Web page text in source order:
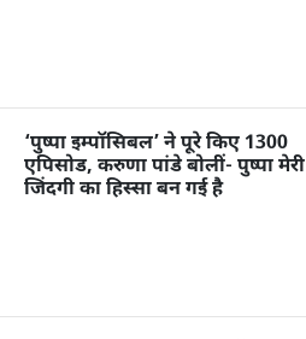
‘पुष्पा इम्पॉसिबल’ ने पूरे किए 1300
एपिसोड, करुणा पांडे बोलीं- पुष्पा मेरी
जिंदगी का हिस्सा बन गई है